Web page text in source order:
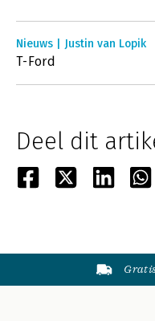
Nieuws | Justin van Lopik
T-Ford
Deel dit